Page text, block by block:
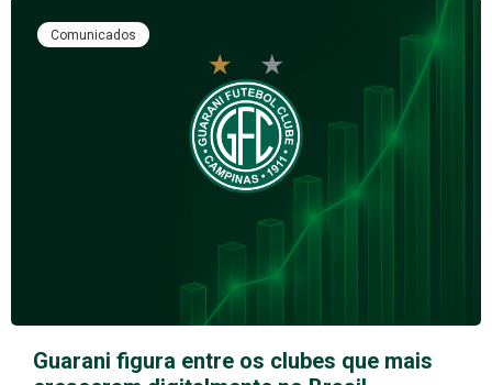
Comunicados
Guarani figura entre os clubes que mais